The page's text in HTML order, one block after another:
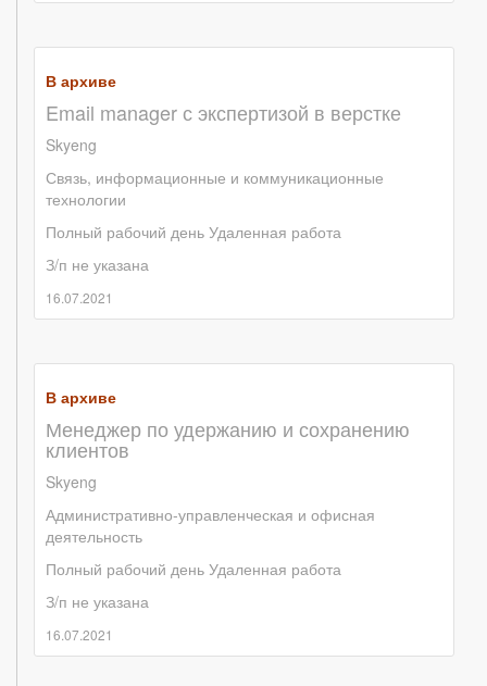
В архиве
Email manager с экспертизой в верстке
Skyeng
Связь, информационные и коммуникационные
технологии
Полный рабочий день Удаленная работа
З/п не указана
16.07.2021
В архиве
Менеджер по удержанию и сохранению
клиентов
Skyeng
Административно-управленческая и офисная
деятельность
Полный рабочий день Удаленная работа
З/п не указана
16.07.2021